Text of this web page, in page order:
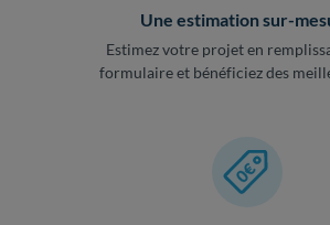
Une estimation sur-
Estimez votre projet en
formulaire et bénéficiez des